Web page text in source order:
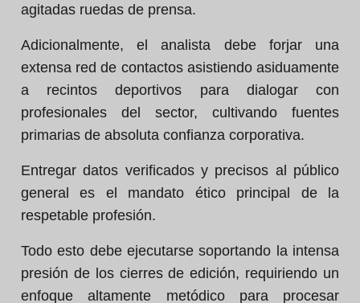
agitadas ruedas de prensa.
Adicionalmente, el analista debe forjar una
extensa red de contactos asistiendo asiduamente
a recintos deportivos para dialogar con
profesionales del sector, cultivando fuentes
primarias de absoluta confianza corporativa.
Entregar datos verificados y precisos al público
general es el mandato ético principal de la
respetable profesión.
Todo esto debe ejecutarse soportando la intensa
presión de los cierres de edición, requiriendo un
enfoque altamente metódico para procesar